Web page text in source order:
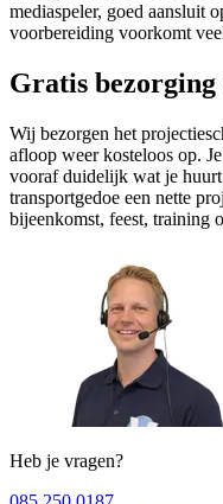
mediaspeler, goed aansluit
voorbereiding voorkomt
Gratis bezorging
Wij bezorgen het
afloop weer kosteloos op.
vooraf duidelijk wat je
transportgedoe een nette
bijeenkomst, feest, training
Heb je vragen?